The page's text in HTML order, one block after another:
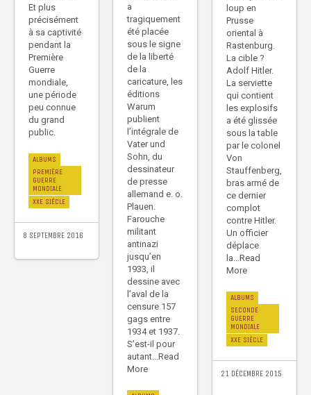
Et plus
précisément
à sa captivité
pendant la
Première
Guerre
mondiale,
une période
peu connue
du grand
public.
ALBUMS
PREMIÈRE
GUERRE
MONDIALE
XXE SIÈCLE
8 SEPTEMBRE 2016
loup en
Prusse
oriental à
Rastenburg.
La cible ?
Adolf Hitler.
La serviette
qui contient
les explosifs
a été glissée
sous la table
par le colonel
Von
Stauffenberg,
bras armé de
ce dernier
complot
contre Hitler.
Un officier
déplace
la...Read
More
ALBUMS
SECONDE
GUERRE
MONDIALE
XXE SIÈCLE
21 DÉCEMBRE 2015
a
tragiquement
été placée
sous le signe
de la liberté
de la
caricature, les
éditions
Warum
publient
l’intégrale de
Vater und
Sohn, du
dessinateur
de presse
allemand e. o.
Plauen.
Farouche
militant
antinazi
jusqu’en
1933, il
dessine avec
l’aval de la
censure 157
gags entre
1934 et 1937.
S’est-il pour
autant...Read
More